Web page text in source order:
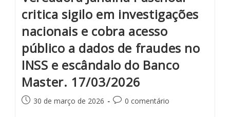
critica sigilo em investigações
nacionais e cobra acesso
público a dados de fraudes no
INSS e escândalo do Banco
Master. 17/03/2026
30 de março de 2026 0 comentário